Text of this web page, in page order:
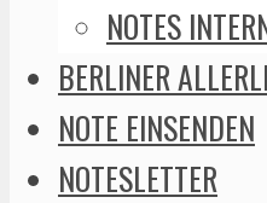
NOTES
BERLINER
NOTE EINSENDEN
NOTESLETTER